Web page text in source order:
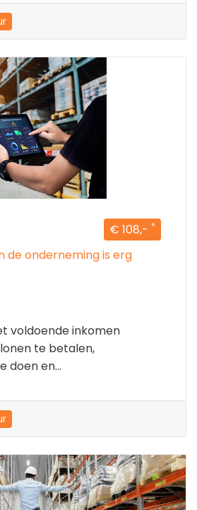
€ 108,- *
de onderneming is erg
voldoende inkomen
te betalen,
doen en...